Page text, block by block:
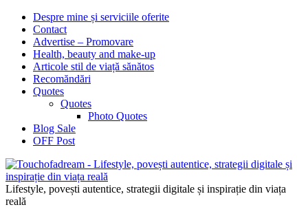
Despre mine și serviciile oferite
Contact
Advertise – Promovare
Health, beauty and make-up
Articole stil de viață sănătos
Recomăndări
Quotes
Quotes
Photo Quotes
Blog Sale
OFF Post
Lifestyle, povești autentice, strategii digitale și inspirație din viața
reală